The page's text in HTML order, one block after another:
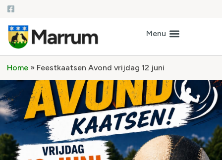
Home » Feestkaatsen Avond vrijdag 12 juni